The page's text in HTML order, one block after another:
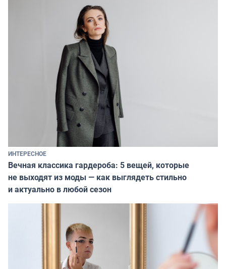
ИНТЕРЕСНОЕ
Вечная классика гардероба: 5 вещей, которые
не выходят из моды — как выглядеть стильно
и актуально в любой сезон